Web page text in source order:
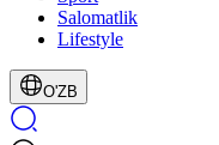
Salomatlik
Lifestyle
O'ZB